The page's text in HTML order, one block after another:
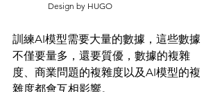
                 Design by HUGO
訓練AI模型需要大量的數據，這些數據
不僅要量多，還要質優，數據的複雜
度、商業問題的複雜度以及AI模型的複
雜度都會互相影響。